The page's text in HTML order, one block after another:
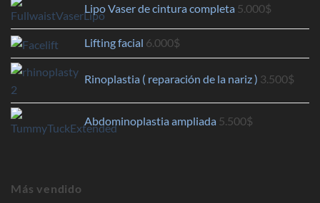
Lipo Vaser de cintura completa 5.000$
Lifting facial 6.000$
Rinoplastia ( reparación de la nariz ) 3.500$
Abdominoplastia ampliada 5.500$
Más vendido